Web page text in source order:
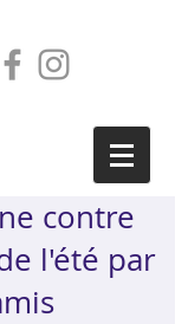
contre
l'été par